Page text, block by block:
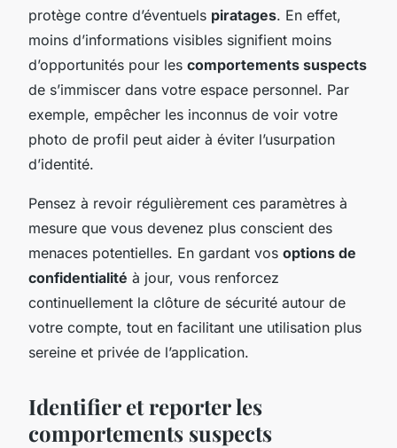
protège contre d’éventuels piratages. En effet,
moins d’informations visibles signifient moins
d’opportunités pour les comportements suspects
de s’immiscer dans votre espace personnel. Par
exemple, empêcher les inconnus de voir votre
photo de profil peut aider à éviter l’usurpation
d’identité.
Pensez à revoir régulièrement ces paramètres à
mesure que vous devenez plus conscient des
menaces potentielles. En gardant vos options de
confidentialité à jour, vous renforcez
continuellement la clôture de sécurité autour de
votre compte, tout en facilitant une utilisation plus
sereine et privée de l’application.
Identifier et reporter les
comportements suspects